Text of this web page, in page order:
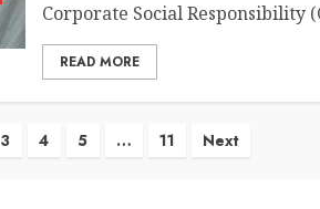
Corporate Social Responsibility
READ MORE
3 4 5 … 11 Next